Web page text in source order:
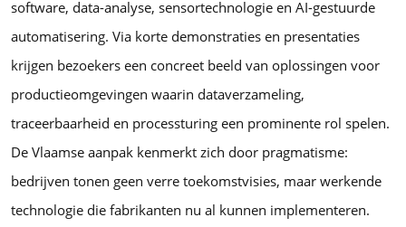
software, data-analyse, sensortechnologie en AI-gestuurde
automatisering. Via korte demonstraties en presentaties
krijgen bezoekers een concreet beeld van oplossingen voor
productieomgevingen waarin dataverzameling,
traceerbaarheid en processturing een prominente rol spelen.
De Vlaamse aanpak kenmerkt zich door pragmatisme:
bedrijven tonen geen verre toekomstvisies, maar werkende
technologie die fabrikanten nu al kunnen implementeren.